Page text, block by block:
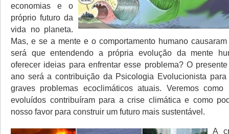
economias e o
próprio futuro da
vida no planeta.
Mas, e se a mente e o comportamento humano
será que entendendo a própria evolução da mente
oferecer ideias para enfrentar esse problema? O
ano será a contribuição da Psicologia Evolucionista para
graves problemas ecoclimáticos atuais. Veremos como
evoluídos contribuíram para a crise climática e como
nosso favor para construir um futuro mais sustentável.
A